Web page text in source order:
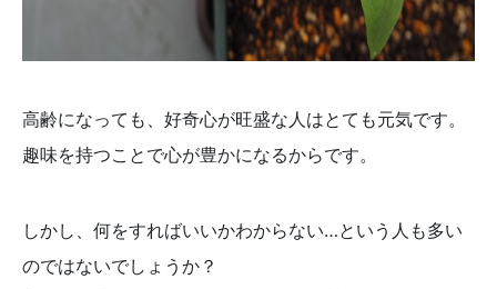
高齢になっても、好奇心が旺盛な人はとても元気です。
趣味を持つことで心が豊かになるからです。
しかし、何をすればいいかわからない…という人も多い
のではないでしょうか？